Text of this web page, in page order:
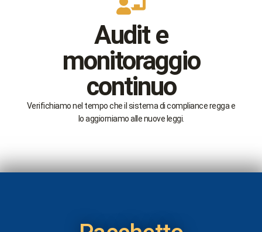
Audit e
monitoraggio
continuo
Verifichiamo nel tempo che il sistema di compliance regga e
lo aggiorniamo alle nuove leggi.